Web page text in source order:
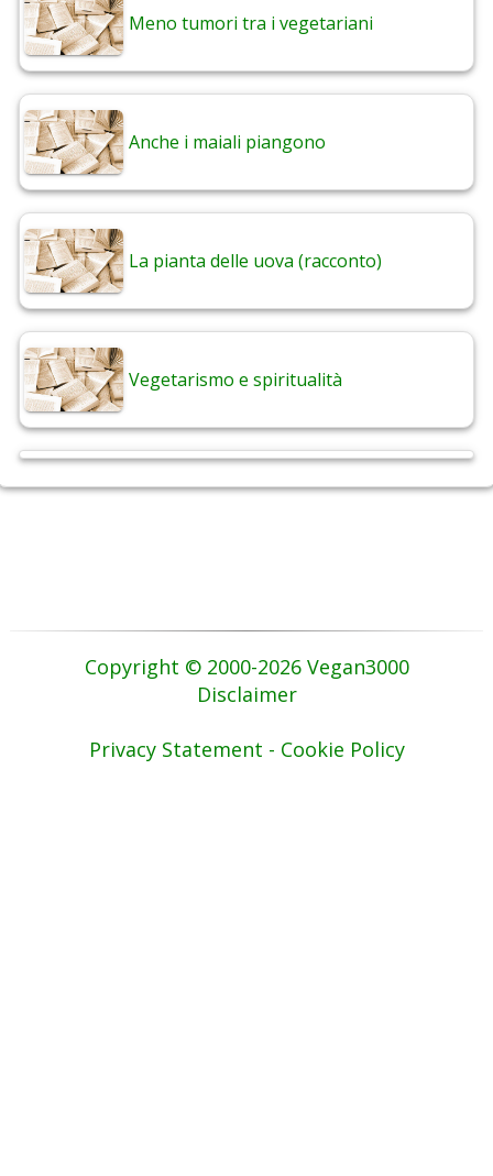
Meno tumori tra i vegetariani
Anche i maiali piangono
La pianta delle uova (racconto)
Vegetarismo e spiritualità
Copyright © 2000-2026 Vegan3000
Disclaimer
Privacy Statement - Cookie Policy